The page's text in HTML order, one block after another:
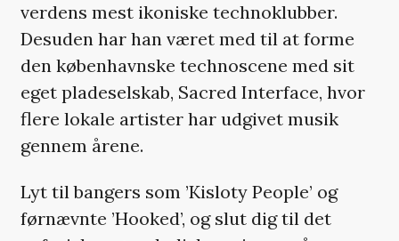
verdens mest ikoniske technoklubber.
Desuden har han været med til at forme
den københavnske technoscene med sit
eget pladeselskab, Sacred Interface, hvor
flere lokale artister har udgivet musik
gennem årene.
Lyt til bangers som ’Kisloty People’ og
førnævnte ’Hooked’, og slut dig til det